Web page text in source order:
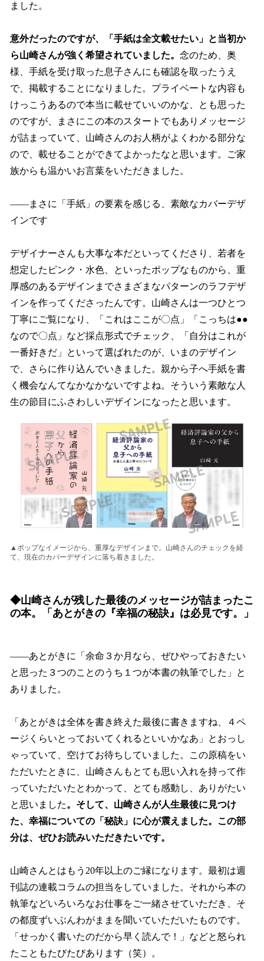
ました。
意外だったのですが、「手紙は全文載せたい」と当初か
ら山崎さんが強く希望されていました。 念のため、奥
様、手紙を受け取った息子さんにも確認を取ったうえ
で、掲載することになりました。プライベートな内容も
けっこうあるので本当に載せていいのかな、とも思った
のですが、まさにこの本のスタートでもありメッセージ
が詰まっていて、山崎さんのお人柄がよくわかる部分な
ので、載せることができてよかったなと思います。ご家
族からも温かいお言葉をいただきました。
――まさに「手紙」の要素を感じる、素敵なカバーデザ
インです
デザイナーさんも大事な本だといってくださり、若者を
想定したピンク・水色、といったポップなものから、重
厚感のあるデザインまでさまざまなパターンのラフデザ
インを作ってくださったんです。山崎さんは一つひとつ
丁寧にご覧になり、「これはここが〇点」「こっちは●●
なので〇点」など採点形式でチェック、「自分はこれが
一番好きだ」といって選ばれたのが、いまのデザイン
で、さらに作り込んでいきました。親から子へ手紙を書
く機会なんてなかなかないですよね。そういう素敵な人
生の節目にふさわしいデザインになったと思います。
▲ポップなイメージから、重厚なデザインまで。山崎さんのチェックを経
て、現在のカバーデザインに落ち着きました。
◆山崎さんが残した最後のメッセージが詰まったこ
の本。「あとがきの『幸福の秘訣』は必見です。」
――あとがきに「余命３か月なら、ぜひやっておきたい
と思った３つのことのうち１つが本書の執筆でした」と
ありました。
「あとがきは全体を書き終えた最後に書きますね、４ペ
ージくらいとっておいてくれるといいかなあ」とおっし
ゃっていて、空けてお待ちしていました。この原稿をい
ただいたときに、山崎さんもとても思い入れを持って作
っていただいたとわかって、とても感動し、ありがたい
と思いました。そして、山崎さんが人生最後に見つけ
た、幸福についての「秘訣」に心が震えました。この部
分は、ぜひお読みいただきたいです。
山崎さんとはもう20年以上のご縁になります。最初は週
刊誌の連載コラムの担当をしていました。それから本の
執筆などいろいろなお仕事をご一緒させていただき、そ
の都度ずいぶんわがままを聞いていただいたものです。
「せっかく書いたのだから早く読んで！」などと怒られ
たこともたびたびあります（笑）。